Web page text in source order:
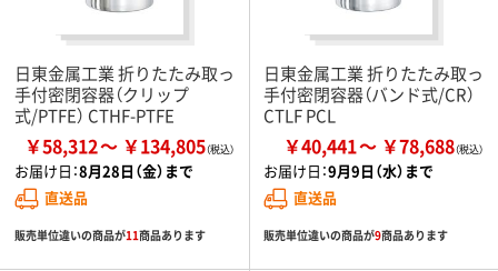
日東金属工業 折りたたみ取っ
手付密閉容器（クリップ
式/PTFE） CTHF-PTFE
￥58,312 ￥134,805
お届け日：8月28日（金）まで
直送品
販売単位違いの商品が11商品あります
日東金属工業 折りたたみ取っ
手付密閉容器（バンド式/CR）
CTLF PCL
￥40,441 ￥78,688
お届け日：9月9日（水）まで
直送品
販売単位違いの商品が9商品あります